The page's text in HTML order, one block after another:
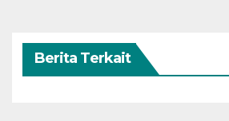
Berita Terkait